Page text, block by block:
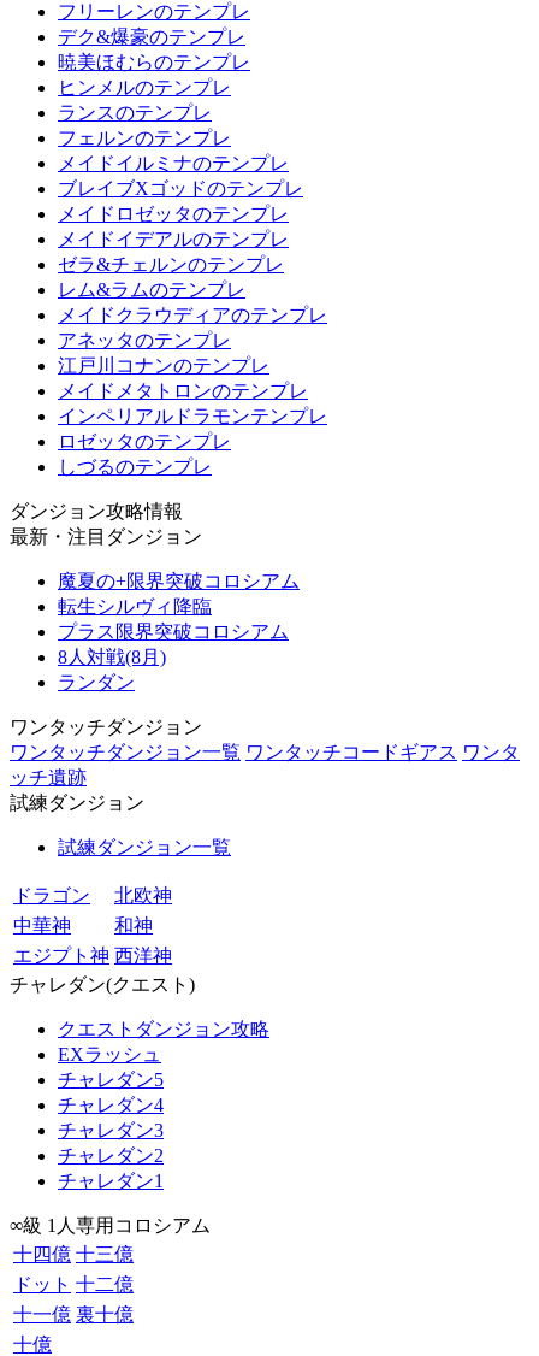
フリーレンのテンプレ
デク&爆豪のテンプレ
暁美ほむらのテンプレ
ヒンメルのテンプレ
ランスのテンプレ
フェルンのテンプレ
メイドイルミナのテンプレ
ブレイブXゴッドのテンプレ
メイドロゼッタのテンプレ
メイドイデアルのテンプレ
ゼラ&チェルンのテンプレ
レム&ラムのテンプレ
メイドクラウディアのテンプレ
アネッタのテンプレ
江戸川コナンのテンプレ
メイドメタトロンのテンプレ
インペリアルドラモンテンプレ
ロゼッタのテンプレ
しづるのテンプレ
ダンジョン攻略情報
最新・注目ダンジョン
魔夏の+限界突破コロシアム
転生シルヴィ降臨
プラス限界突破コロシアム
8人対戦(8月)
ランダン
ワンタッチダンジョン
ワンタッチダンジョン一覧 ワンタッチコードギアス ワンタ
ッチ遺跡
試練ダンジョン
試練ダンジョン一覧
ドラゴン
北欧神
中華神
和神
エジプト神 西洋神
チャレダン(クエスト)
クエストダンジョン攻略
EXラッシュ
チャレダン5
チャレダン4
チャレダン3
チャレダン2
チャレダン1
∞級 1人専用コロシアム
十四億 十三億
ドット 十二億
十一億 裏十億
十億